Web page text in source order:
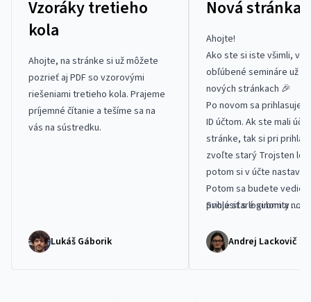
Vzoráky tretieho
kola
Ahojte, na stránke si už môžete
pozrieť aj PDFso vzorovými
riešeniami tretieho kola. Prajeme
príjemné čítanie a tešíme sa na
vás na sústredku.
Lukáš Gáborik
Nová stránka
Ahojte!
Ako ste si iste všimli,
obľúbené semináre už
nových stránkach 🎉
Po novom sa prihlasuje
ID účtom. Ak ste mali
stránke, tak si pri
zvoľte starý Trojsten
potom si v účte
Potom sa budete vedieť
prihlásiť s loginom a
Svoje staré submity …
Andrej Lackovič